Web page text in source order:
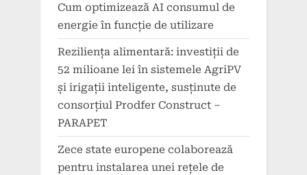
Cum optimizează AI consumul de
energie în funcție de utilizare
Reziliența alimentară: investiții de
52 milioane lei în sistemele AgriPV
și irigații inteligente, susținute de
consorțiul Prodfer Construct –
PARAPET
Zece state europene colaborează
pentru instalarea unei rețele de